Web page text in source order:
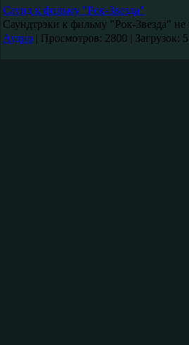
Саунд к фильму "Рок-Звезда"
Саундтрэки к фильму "Рок-Звезда"
Аудио | Просмотров: 2800 | Загрузок: 5